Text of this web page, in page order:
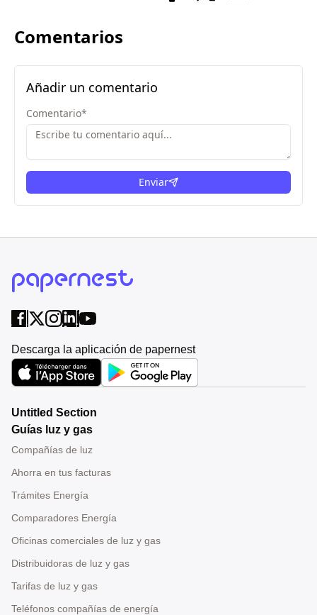
Comentarios
Añadir un comentario
Comentario*
Enviar
Descarga la aplicación de papernest
Untitled Section
Guías luz y gas
Compañías de luz
Ahorra en tus facturas
Trámites Energía
Comparadores Energía
Oficinas comerciales de luz y gas
Distribuidoras de luz y gas
Tarifas de luz y gas
Teléfonos compañías de energía